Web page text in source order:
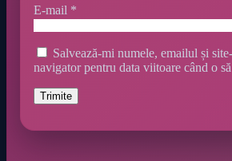
E-mail *
Salvează-mi numele, emailul și
navigator pentru data viitoare când o